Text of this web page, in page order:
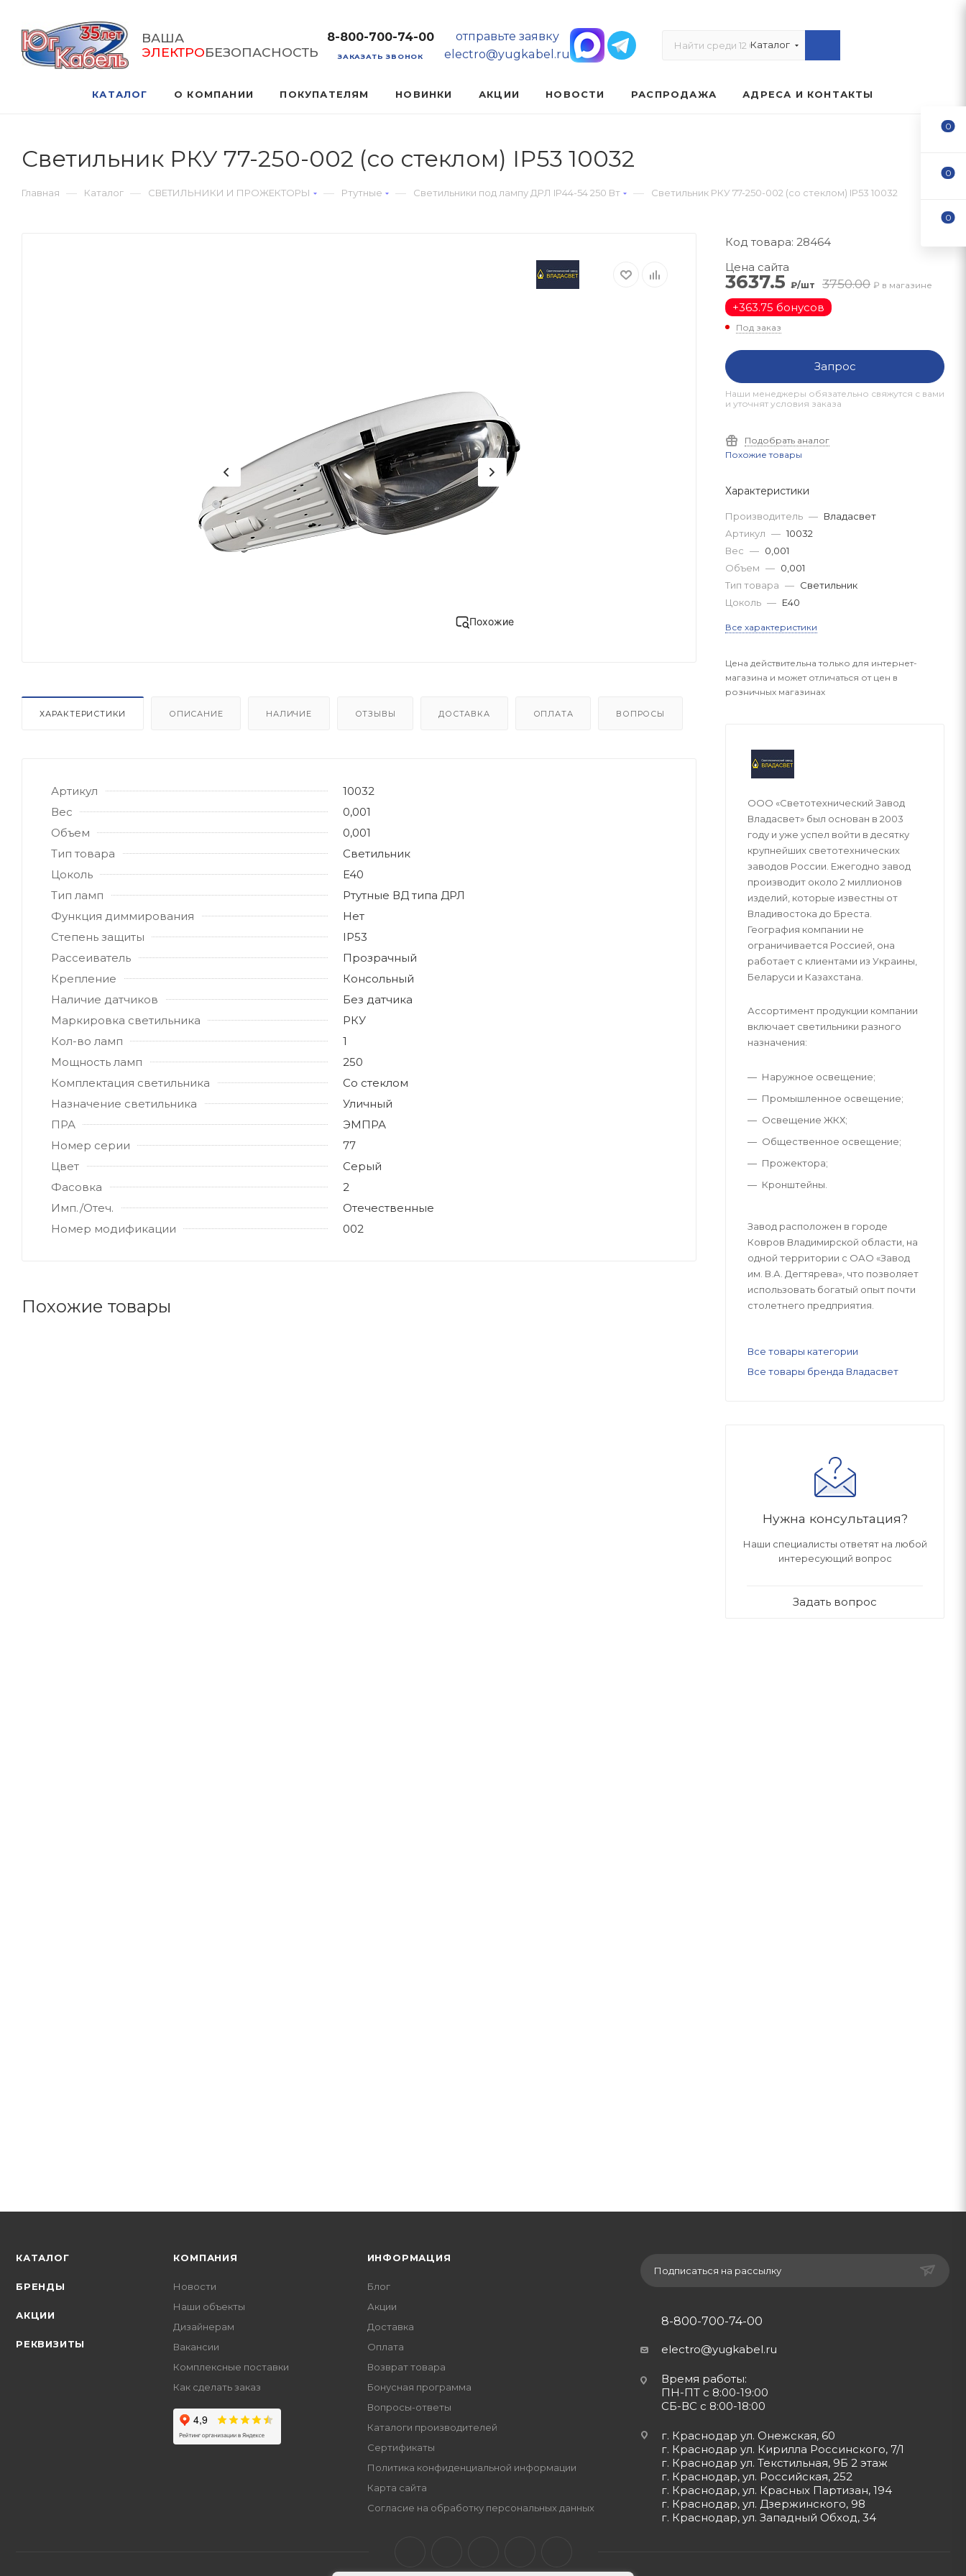
ВАША
ЭЛЕКТРОБЕЗОПАСНОСТЬ
8-800-700-74-00
ЗАКАЗАТЬ ЗВОНОК
отправьте заявку
electro@yugkabel.ru
Каталог
КАТАЛОГ О КОМПАНИИ ПОКУПАТЕЛЯМ НОВИНКИ АКЦИИ НОВОСТИ РАСПРОДАЖА АДРЕСА И КОНТАКТЫ
Светильник РКУ 77-250-002 (со стеклом) IP53 10032
Главная — Каталог — СВЕТИЛЬНИКИ И ПРОЖЕКТОРЫ — Ртутные — Светильники под лампу ДРЛ IP44-54 250 Вт — Светильник РКУ 77-250-002 (со стеклом) IP53 10032
Похожие
ХАРАКТЕРИСТИКИ ОПИСАНИЕ НАЛИЧИЕ ОТЗЫВЫ ДОСТАВКА ОПЛАТА ВОПРОСЫ
Артикул
10032
Вес
0,001
Объем
0,001
Тип товара
Светильник
Цоколь
E40
Тип ламп
Ртутные ВД типа ДРЛ
Функция диммирования
Нет
Степень защиты
IP53
Рассеиватель
Прозрачный
Крепление
Консольный
Наличие датчиков
Без датчика
Маркировка светильника
РКУ
Кол-во ламп
1
Мощность ламп
250
Комплектация светильника
Со стеклом
Назначение светильника
Уличный
ПРА
ЭМПРА
Номер серии
77
Цвет
Серый
Фасовка
2
Имп./Отеч.
Отечественные
Номер модификации
002
Похожие товары
Код товара: 28464
Цена сайта
3637.5 ₽/шт 3750.00 ₽ в магазине
+363.75 бонусов
Под заказ
Запрос
Наши менеджеры обязательно свяжутся с вами
и уточнят условия заказа
Подобрать аналог
Похожие товары
Характеристики
Производитель — Владасвет
Артикул — 10032
Вес — 0,001
Объем — 0,001
Тип товара — Светильник
Цоколь — E40
Все характеристики
Цена действительна только для интернет-
магазина и может отличаться от цен в
розничных магазинах
ООО «Светотехнический Завод
Владасвет» был основан в 2003
году и уже успел войти в десятку
крупнейших светотехнических
заводов России. Ежегодно завод
производит около 2 миллионов
изделий, которые известны от
Владивостока до Бреста.
География компании не
ограничивается Россией, она
работает с клиентами из Украины,
Беларуси и Казахстана.
Ассортимент продукции компании
включает светильники разного
назначения:
Наружное освещение;
Промышленное освещение;
Освещение ЖКХ;
Общественное освещение;
Прожектора;
Кронштейны.
Завод расположен в городе
Ковров Владимирской области, на
одной территории с ОАО «Завод
им. В.А. Дегтярева», что позволяет
использовать богатый опыт почти
столетнего предприятия.
Все товары категории
Все товары бренда Владасвет
Нужна консультация?
Наши специалисты ответят на любой
интересующий вопрос
Задать вопрос
КАТАЛОГ
БРЕНДЫ
АКЦИИ
РЕКВИЗИТЫ
КОМПАНИЯ
Новости
Наши объекты
Дизайнерам
Вакансии
Комплексные поставки
Как сделать заказ
ИНФОРМАЦИЯ
Блог
Акции
Доставка
Оплата
Возврат товара
Бонусная программа
Вопросы-ответы
Каталоги производителей
Сертификаты
Политика конфиденциальной информации
Карта сайта
Согласие на обработку персональных данных
Подписаться на рассылку
8-800-700-74-00
electro@yugkabel.ru
Время работы:
ПН-ПТ с 8:00-19:00
СБ-ВС с 8:00-18:00
г. Краснодар ул. Онежская, 60
г. Краснодар ул. Кирилла Россинского, 7/1
г. Краснодар ул. Текстильная, 9Б 2 этаж
г. Краснодар, ул. Российская, 252
г. Краснодар, ул. Красных Партизан, 194
г. Краснодар, ул. Дзержинского, 98
г. Краснодар, ул. Западный Обход, 34
0
0
0